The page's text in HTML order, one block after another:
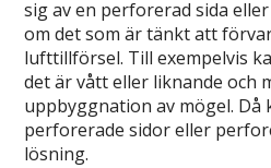
sig av en perforerad sida
om det som är tänkt att
lufttillförsel. Till exempelvis
det är vått eller liknande och
uppbyggnation av mögel. Då
perforerade sidor eller
lösning.